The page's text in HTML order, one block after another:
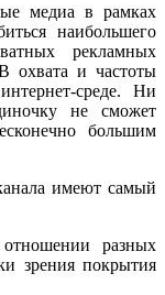
медиа в рамках
наибольшего
рекламных
охвата и частоты
среде. Ни
не сможет
большим
имеют самый
разных
зрения покрытия